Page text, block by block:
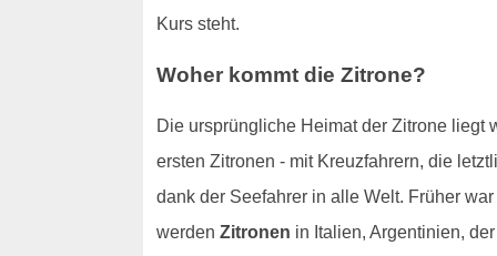
Kurs steht.
Woher kommt die Zitrone?
Die ursprüngliche Heimat der Zitrone liegt
ersten Zitronen - mit Kreuzfahrern, die
dank der Seefahrer in alle Welt. Früher
werden Zitronen in Italien, Argentinien,